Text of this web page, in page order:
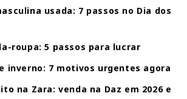
usada: 7 passos no Dia dos
roupa: 5 passos para lucrar
inverno: 7 motivos urgentes agora
na Zara: venda na Daz em 2026 e